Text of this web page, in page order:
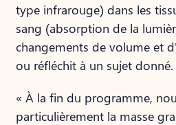
type infrarouge) dans les
sang (absorption de la
changements de volume et
ou réfléchit à un sujet donné.
« À la fin du programme,
particulièrement la masse